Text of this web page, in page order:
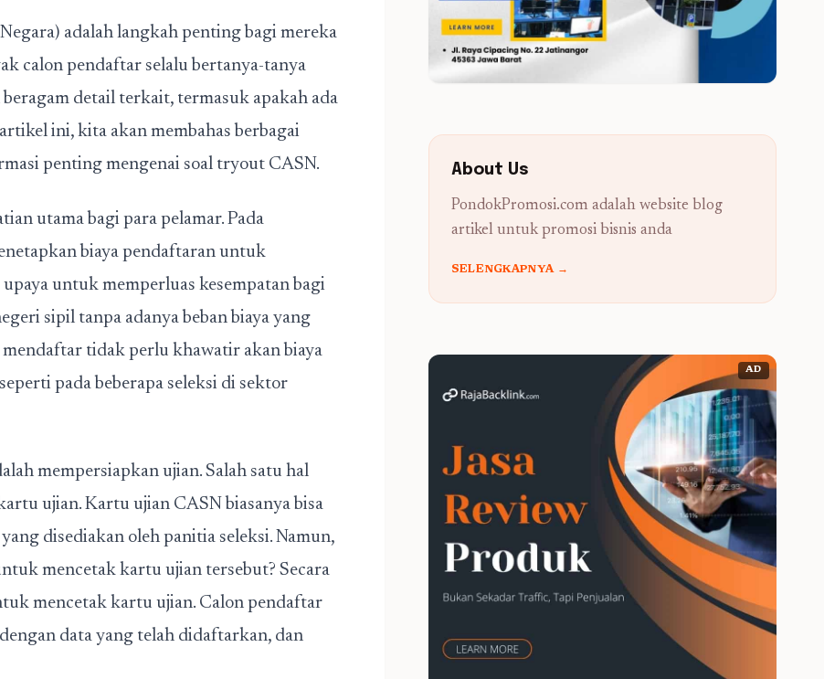
adalah langkah penting bagi mereka
calon pendaftar selalu bertanya-tanya
beragam detail terkait, termasuk apakah ada
ini, kita akan membahas berbagai
penting mengenai soal tryout CASN.
utama bagi para pelamar. Pada
biaya pendaftaran untuk
untuk memperluas kesempatan bagi
sipil tanpa adanya beban biaya yang
tidak perlu khawatir akan biaya
pada beberapa seleksi di sektor
mempersiapkan ujian. Salah satu hal
ujian. Kartu ujian CASN biasanya bisa
disediakan oleh panitia seleksi. Namun,
mencetak kartu ujian tersebut? Secara
mencetak kartu ujian. Calon pendaftar
data yang telah didaftarkan, dan
About Us
PondokPromosi.com adalah website blog
artikel untuk promosi bisnis anda
SELENGKAPNYA →
AD